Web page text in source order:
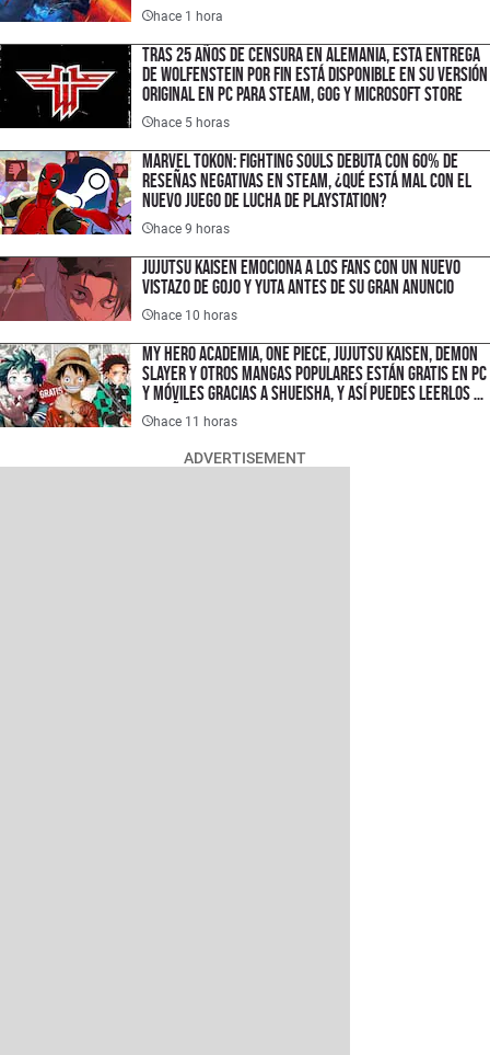
hace 1 hora
Tras 25 años de censura en Alemania, esta entrega
de Wolfenstein por fin está disponible en su versión
original en PC para Steam, GOG y Microsoft Store
hace 5 horas
Marvel Tokon: Fighting Souls debuta con 60% de
reseñas negativas en Steam, ¿qué está mal con el
nuevo juego de lucha de PlayStation?
hace 9 horas
Jujutsu Kaisen emociona a los fans con un nuevo
vistazo de Gojo y Yuta antes de su gran anuncio
hace 10 horas
My Hero Academia, One Piece, Jujutsu Kaisen, Demon
Slayer y otros mangas populares están gratis en PC
y móviles gracias a Shueisha, y así puedes leerlos en
español
hace 11 horas
ADVERTISEMENT